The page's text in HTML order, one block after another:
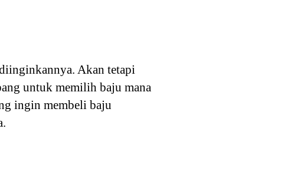
Akan tetapi
untuk memilih baju mana
ingin membeli baju